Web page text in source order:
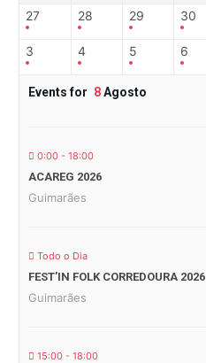
27 28 29 30
3 4 5 6
Events for 8Agosto
0:00 - 18:00
ACAREG 2026
Guimarães
Todo o Dia
FEST’IN FOLK CORREDOURA 2026
Guimarães
15:00 - 18:00